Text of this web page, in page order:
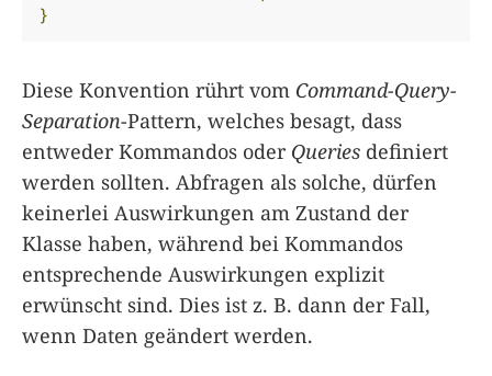
}
Diese Konvention rührt vom Command-Query-
Separation-Pattern, welches besagt, dass
entweder Kommandos oder Queries definiert
werden sollten. Abfragen als solche, dürfen
keinerlei Auswirkungen am Zustand der
Klasse haben, während bei Kommandos
entsprechende Auswirkungen explizit
erwünscht sind. Dies ist z. B. dann der Fall,
wenn Daten geändert werden.